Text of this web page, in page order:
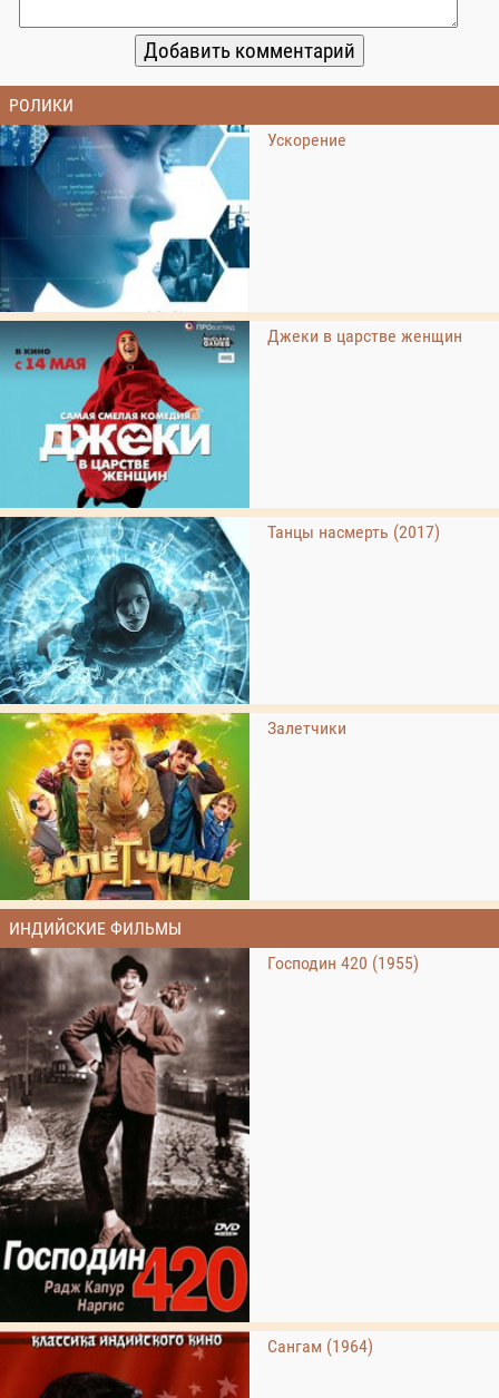
РОЛИКИ
Ускорение
Джеки в царстве женщин
Танцы насмерть (2017)
Залетчики
ИНДИЙСКИЕ ФИЛЬМЫ
Господин 420 (1955)
Сангам (1964)